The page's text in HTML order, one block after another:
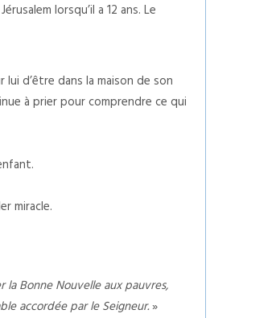
lorsqu’il a 12 ans. Le
d’être dans la maison de son
à prier pour comprendre ce qui
miracle.
la Bonne Nouvelle aux pauvres,
accordée par le Seigneur.»